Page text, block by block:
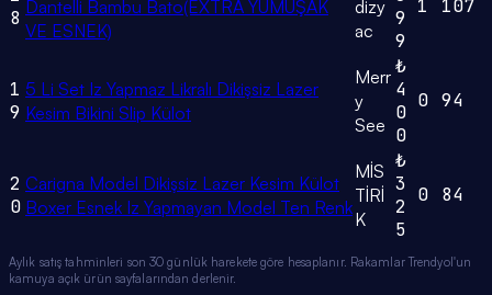
8 Dantelli Bambu Bato(EXTRA YUMUŞAK
VE ESNEK)
dizy
ac
9
9
1 107
1
9
5 Li Set Iz Yapmaz Likralı Dikişsiz Lazer
Kesim Bikini Slip Külot
Merr
y
See
₺
4
0
0
0 94
2
0
Carigna Model Dikişsiz Lazer Kesim Külot
Boxer Esnek Iz Yapmayan Model Ten Renk
MİS
TİRİ
K
₺
3
2
5
0 84
Aylık satış tahminleri son 30 günlük harekete göre hesaplanır. Rakamlar Trendyol'un
kamuya açık ürün sayfalarından derlenir.